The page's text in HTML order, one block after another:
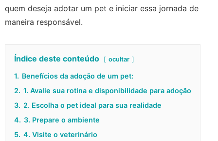
quem deseja adotar um pet e iniciar essa jornada de
maneira responsável.
Índice deste conteúdo ocultar
1. Benefícios da adoção de um pet:
2. 1. Avalie sua rotina e disponibilidade para adoção
3. 2. Escolha o pet ideal para sua realidade
4. 3. Prepare o ambiente
5. 4. Visite o veterinário